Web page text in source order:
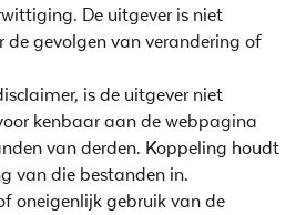
De uitgever is niet
de gevolgen van verandering of
is de uitgever niet
kenbaar aan de webpagina
van derden. Koppeling houdt
van die bestanden in.
oneigenlijk gebruik van de